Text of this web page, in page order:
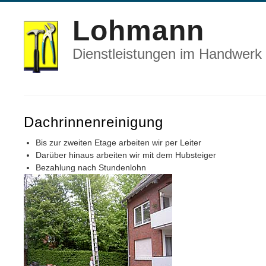
Lohmann
Dienstleistungen im Handwerk
Dachrinnenreinigung
Bis zur zweiten Etage arbeiten wir per Leiter
Darüber hinaus arbeiten wir mit dem Hubsteiger
Bezahlung nach Stundenlohn